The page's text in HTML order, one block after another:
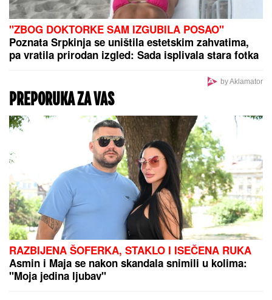
SMRŠALA 15 KILOGRAMA, PA POKAZALA TELO U
BIKINIJUVoditeljka nakon porođaja ima telo za
medalju: Obavlja seoske poslove, a kada se skine
muškarcima padnu vilice
Srbija ide na Svetsko prvenstvo! Velika pobeda u
"Pioniru"